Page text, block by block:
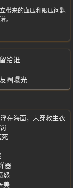
带来的血压和眼压问题
。
给谁
圈曝光
在海面，未穿救生衣
死
器
怒
美